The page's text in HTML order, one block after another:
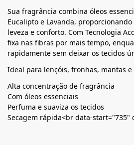
Sua fragrância combina óleos
Eucalipto e Lavanda,
leveza e conforto. Com Tecnologia
fixa nas fibras por mais tempo,
rapidamente sem deixar os tecidos
Ideal para lençóis, fronhas, mantas
Alta concentração de fragrância
Com óleos essenciais
Perfuma e suaviza os tecidos
Secagem rápida<br data-start="735"